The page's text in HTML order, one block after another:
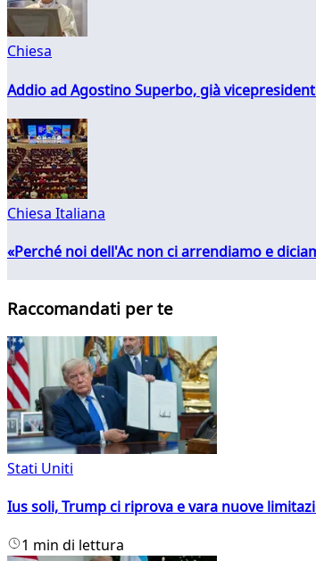
Chiesa
Addio ad Agostino Superbo, già
Chiesa Italiana
«Perché noi dell'Ac non ci arrendiamo e
Raccomandati per te
Stati Uniti
Ius soli, Trump ci riprova e vara nuove
1 min di lettura